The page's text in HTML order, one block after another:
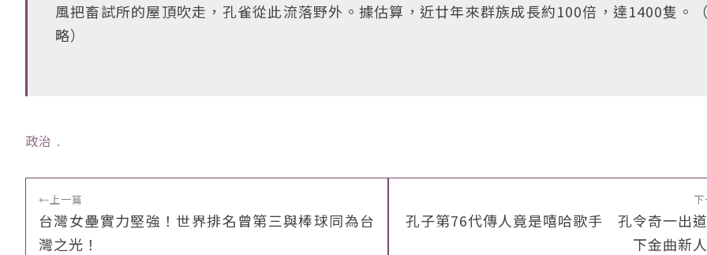
風把畜試所的屋頂吹走，孔雀從此流落野外。據估算，近廿年來群族成長約100倍，達1400隻。
略）
政治 ﹒
←上一篇
台灣女壘實力堅強！世界排名曾第三與棒球同為台
灣之光！
孔子第76代傳人竟是嘻哈歌手 孔令奇一出
下金曲新人